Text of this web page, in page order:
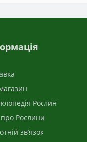
Рослин
про Рослини
зв’язок